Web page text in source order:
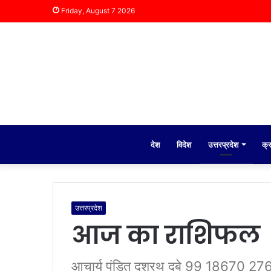
Friday, August 7 2026
देश विदेश उत्तरप्रदेश
उत्तरप्रदेश
आज का राशिफल
आचार्य पंडित दशरथ दुबे 99 18670